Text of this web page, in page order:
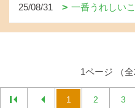
25/08/31 一番うれしいこ
1ページ （全
1 2 3